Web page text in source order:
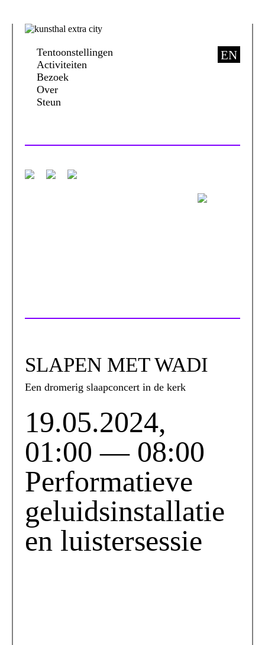
Tentoonstellingen
Activiteiten
Bezoek
Over
Steun
EN
SLAPEN MET WADI
Een dromerig slaapconcert in de kerk
19.05.2024,
01:00 — 08:00
Performatieve
geluidsinstallatie
en luistersessie